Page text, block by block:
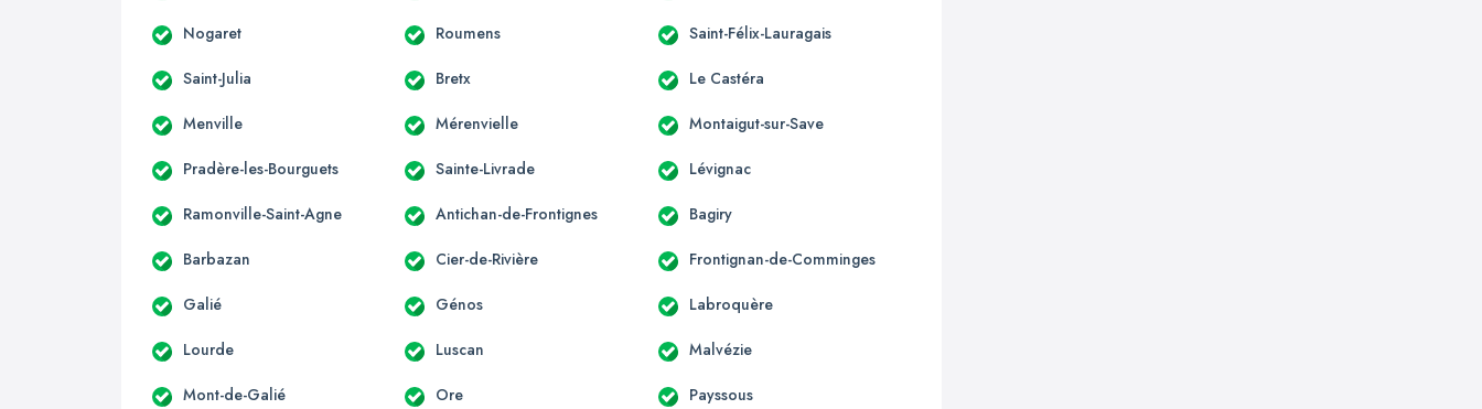
Nogaret Roumens Saint-Félix-Lauragais
Saint-Julia Bretx Le Castéra
Menville Mérenvielle Montaigut-sur-Save
Pradère-les-Bourguets Sainte-Livrade Lévignac
Ramonville-Saint-Agne Antichan-de-Frontignes Bagiry
Barbazan Cier-de-Rivière Frontignan-de-Comminges
Galié Génos Labroquère
Lourde Luscan Malvézie
Mont-de-Galié Ore Payssous